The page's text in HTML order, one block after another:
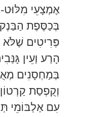
אֶמְצָעֵי מִלּוּט-
בְּכַסֶּפֶת
פְּרִיטִים
הָרַע וְעֵין
בְּמַחְסָנִים
וְקֻפְסַת קַרְטוֹן
עִם אַלְבּוֹמֵי